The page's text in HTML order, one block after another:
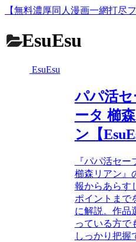
【無料濃厚同人漫画一網打尽
EsuEsu
EsuEsu
パパ活
ータ 櫛
ン【
『パパ活セー
櫛森リアン』
報からあらす
ポイントまで
に解説。作品
っている方で
しっかり把握